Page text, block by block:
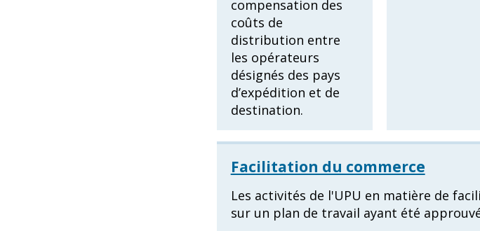
compensation des
coûts de
distribution entre
les opérateurs
désignés des pays
d’expédition et de
destination.
Facilitation du commerce
Les activités de l'UPU en matière de
sur un plan de travail ayant été